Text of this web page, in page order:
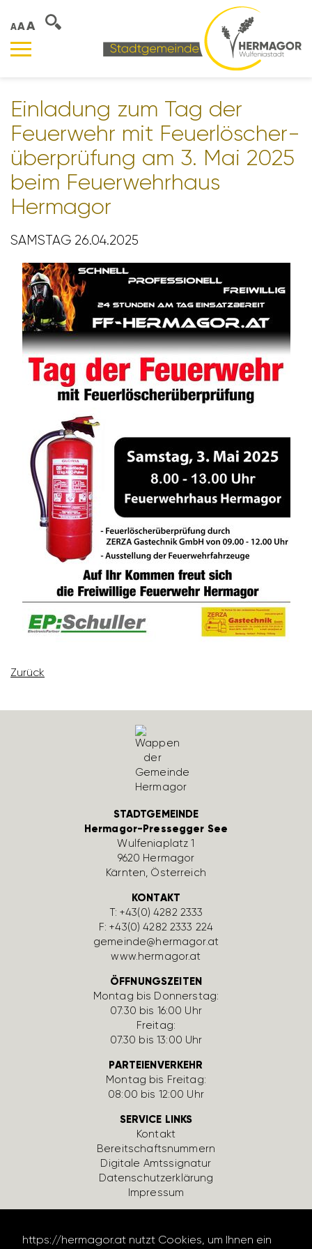
https://hermagor.at nutzt Cookies, um Ihnen ein
AAA
Einla­dung zum Tag der
Feuer­wehr mit Feuer­lö­scher­
über­prü­fung am 3. Mai 2025
beim Feuer­wehr­haus
Hermagor
SAMSTAG 26.04.2025
Zurück
STADTGEMEINDE
Hermagor-Pressegger See
Wulfe­nia­platz 1
9620 Hermagor
Kärnten, Öster­reich
KONTAKT
T:+43(0) 4282 2333
F: +43(0) 4282 2333 224
gemeinde@hermagor.at
www.hermagor.at
ÖFFNUNGSZEITEN
Montag bis Donnerstag:
07:30 bis 16:00 Uhr
Freitag:
07:30 bis 13:00 Uhr
PARTEIENVERKEHR
Montag bis Freitag:
08:00 bis 12:00 Uhr
SERVICE LINKS
Kontakt
Bereit­schafts­num­mern
Digi­tale Amts­si­gnatur
Daten­schutz­er­klä­rung
Impressum